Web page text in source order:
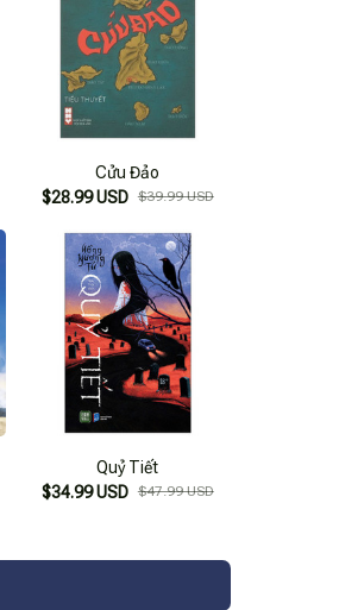
Cửu Đảo
$28.99 USD $39.99 USD
Quỷ Tiết
$34.99 USD $47.99 USD